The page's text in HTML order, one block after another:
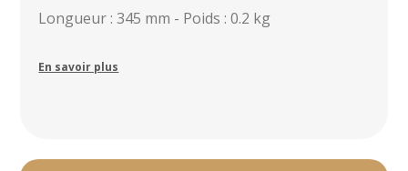
Longueur : 345 mm - Poids : 0.2 kg
En savoir plus